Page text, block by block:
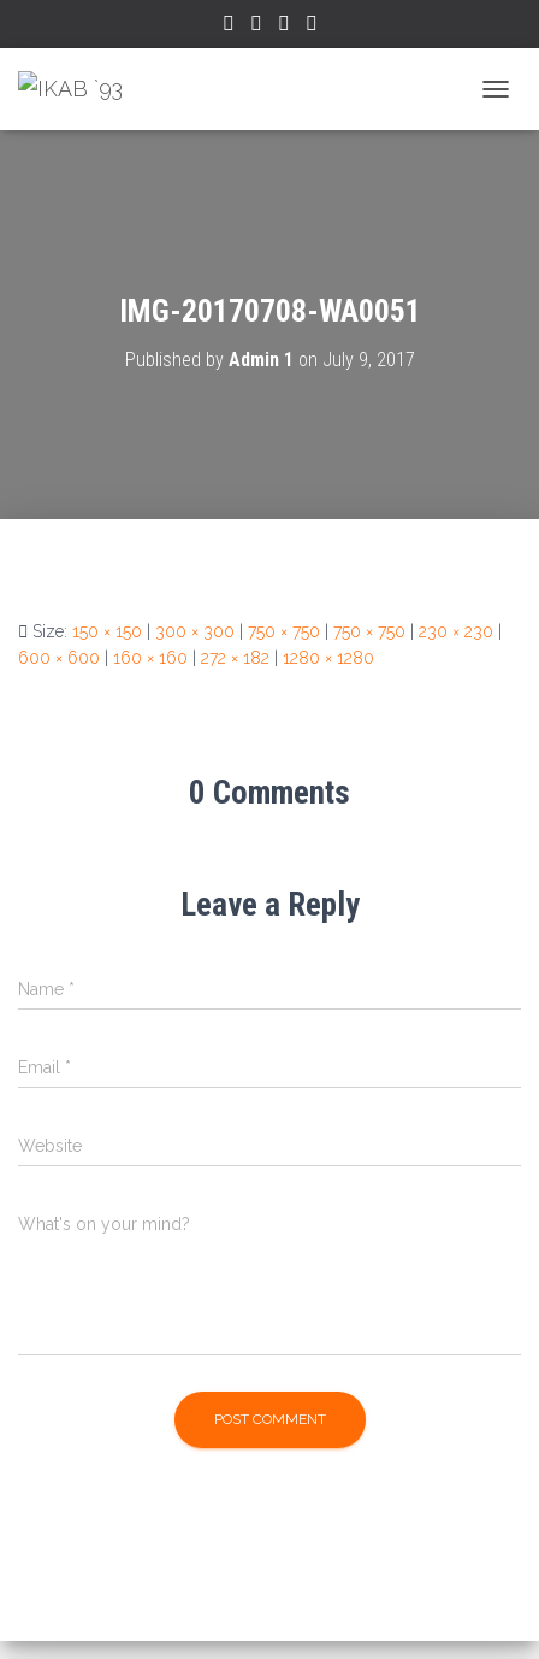
IMG-20170708-WA0051
Published by Admin 1 on July 9, 2017
Size: 150 × 150 300 × 300 750 × 750 750 × 750 230 × 230
600 × 600
160 × 160 272 × 182 1280 × 1280
0 Comments
Leave a Reply
Name *
Email *
Website
What's on your mind?